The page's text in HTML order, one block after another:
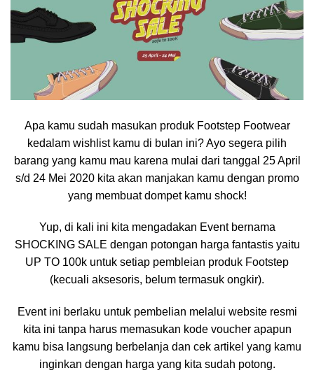
Apa kamu sudah masukan produk Footstep Footwear
kedalam wishlist kamu di bulan ini? Ayo segera pilih
barang yang kamu mau karena mulai dari tanggal 25 April
s/d 24 Mei 2020 kita akan manjakan kamu dengan promo
yang membuat dompet kamu shock!
Yup, di kali ini kita mengadakan Event bernama
SHOCKING SALE dengan potongan harga fantastis yaitu
UP TO 100k untuk setiap pembleian produk Footstep
(kecuali aksesoris, belum termasuk ongkir).
Event ini berlaku untuk pembelian melalui website resmi
kita ini tanpa harus memasukan kode voucher apapun
kamu bisa langsung berbelanja dan cek artikel yang kamu
inginkan dengan harga yang kita sudah potong.